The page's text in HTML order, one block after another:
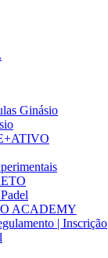
Ginásio
ACADEMY
| Inscrição